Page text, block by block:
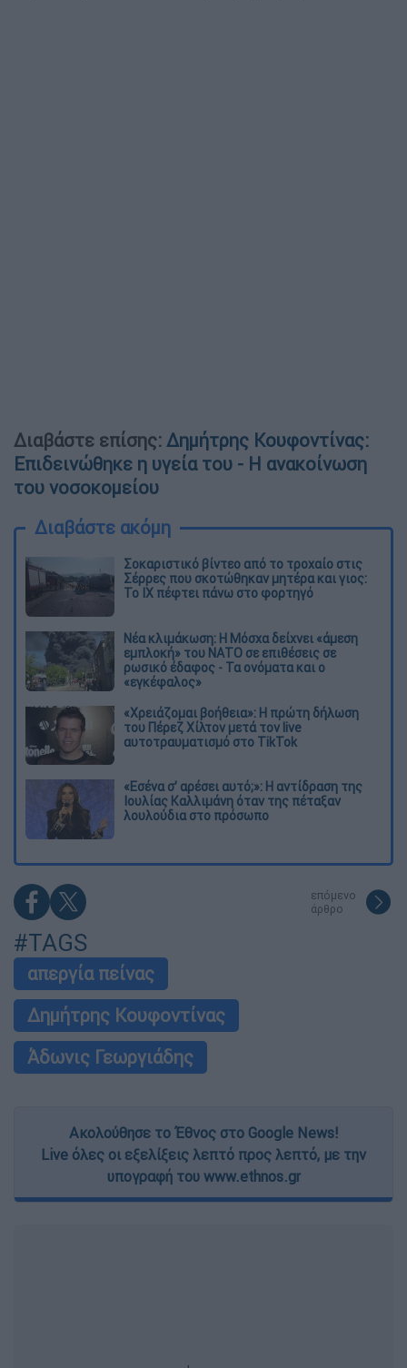
Διαβάστε επίσης: Δημήτρης Κουφοντίνας:
Επιδεινώθηκε η υγεία του - Η ανακοίνωση
του νοσοκομείου
Διαβάστε ακόμη
Σοκαριστικό βίντεο από το τροχαίο στις
Σέρρες που σκοτώθηκαν μητέρα και γιος:
Το ΙΧ πέφτει πάνω στο φορτηγό
Νέα κλιμάκωση: Η Μόσχα δείχνει «άμεση
εμπλοκή» του ΝΑΤΟ σε επιθέσεις σε
ρωσικό έδαφος - Τα ονόματα και ο
«εγκέφαλος»
«Χρειάζομαι βοήθεια»: Η πρώτη δήλωση
του Πέρεζ Χίλτον μετά τον live
αυτοτραυματισμό στο TikTok
«Εσένα σ’ αρέσει αυτό;»: Η αντίδραση της
Ιουλίας Καλλιμάνη όταν της πέταξαν
λουλούδια στο πρόσωπο
επόμενο
άρθρο
#TAGS
απεργία πείνας
Δημήτρης Κουφοντίνας
Άδωνις Γεωργιάδης
Ακολούθησε το Έθνος στο Google News!
Live όλες οι εξελίξεις λεπτό προς λεπτό, με την
υπογραφή του www.ethnos.gr